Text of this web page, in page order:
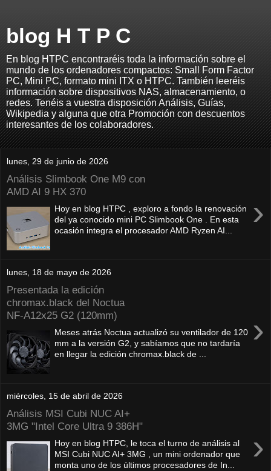
blog H T P C
En blog HTPC encontraréis toda la información sobre el
mundo de los ordenadores compactos: Small Form Factor
PC, Mini PC, formato mini ITX o HTPC. También leeréis
información sobre dispositivos NAS, almacenamiento, o
redes. Tenéis a vuestra disposición Análisis, Guías,
Wikipedia y alguna que otra Promoción con descuentos
interesantes de los colaboradores.
lunes, 29 de junio de 2026
Análisis Slimbook One M9 con
AMD AI 9 HX 370
›
Hoy en blog HTPC , exploro a fondo la renovación
del ya conocido mini PC Slimbook One . En esta
ocasión integra el procesador AMD Ryzen AI...
lunes, 18 de mayo de 2026
Presentada la edición
chromax.black del Noctua
NF‑A12x25 G2 (120mm)
›
Meses atrás Noctua actualizó su ventilador de 120
mm a la versión G2, y sabíamos que no tardaría
en llegar la edición chromax.black de ...
miércoles, 15 de abril de 2026
Análisis MSI Cubi NUC AI+
3MG "Intel Core Ultra 9 386H"
›
Hoy en blog HTPC, le toca el turno de análisis al
MSI Cubi NUC AI+ 3MG , un mini ordenador que
monta uno de los últimos procesadores de In...